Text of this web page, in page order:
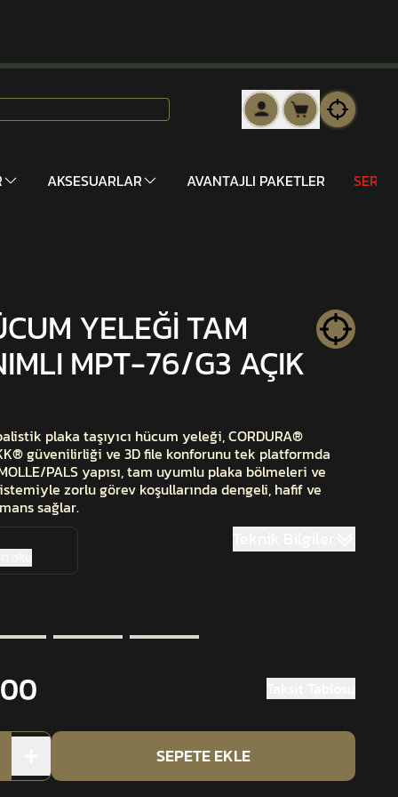
AKSESUARLAR AVANTAJLI PAKETLER SERİ
YELEĞİ TAM
MPT-76/G3 AÇIK
plaka taşıyıcı hücum yeleği, CORDURA®
güvenilirliği ve 3D file konforunu tek platformda
PALS yapısı, tam uyumlu plaka bölmeleri ve
zorlu görev koşullarında dengeli, hafif ve
sağlar.
SEPETE EKLE